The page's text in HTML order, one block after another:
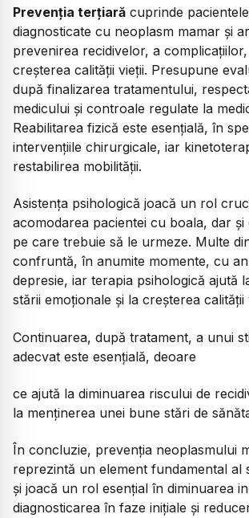
Prevenția terțiară cuprinde
diagnosticate cu neoplasm mamar și
prevenirea recidivelor, a
creșterea calității vieții. Presupune
după finalizarea tratamentului,
medicului și controale regulate la
Reabilitarea fizică este esențială, în
intervențiile chirurgicale, iar
restabilirea mobilității.
Asistența psihologică joacă un rol
acomodarea pacientei cu boala, dar
pe care trebuie să le urmeze. Multe
confruntă, în anumite momente, cu
depresie, iar terapia psihologică ajută
stării emoționale și la creșterea calității
Continuarea, după tratament, a unui
adecvat este esențială, deoare
ce ajută la diminuarea riscului de
la menținerea unei bune stări de
În concluzie, prevenția neoplasmului
reprezintă un element fundamental al
și joacă un rol esențial în diminuarea
diagnosticarea în faze inițiale și